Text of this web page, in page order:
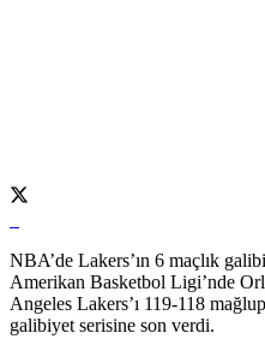
NBA’de Lakers’ın 6 maçlık
Amerikan Basketbol Ligi’nde
Angeles Lakers’ı 119-118
galibiyet serisine son verdi.